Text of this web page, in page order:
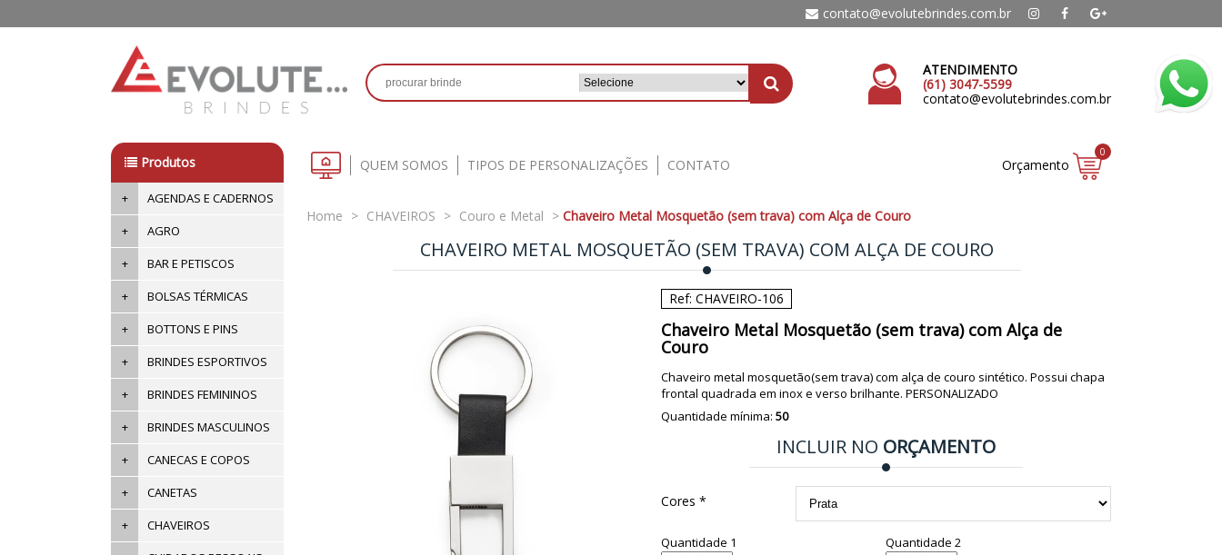
contato@evolutebrindes.com.br
ATENDIMENTO
(61) 3047-5599
contato@evolutebrindes.com.br
Produtos QUEM SOMOS TIPOS DE PERSONALIZAÇÕES CONTATO Orçamento
0
+
AGENDAS E CADERNOS
+
AGRO
+
BAR E PETISCOS
+
BOLSAS TÉRMICAS
+
BOTTONS E PINS
+
BRINDES ESPORTIVOS
+
BRINDES FEMININOS
+
BRINDES MASCULINOS
+
CANECAS E COPOS
+
CANETAS
+
CHAVEIROS
Home > CHAVEIROS > Couro e Metal > Chaveiro Metal Mosquetão (sem trava) com Alça de Couro
CHAVEIRO METAL MOSQUETÃO (SEM TRAVA) COM ALÇA DE COURO
Ref: CHAVEIRO-106
Chaveiro Metal Mosquetão (sem trava) com Alça de
Couro
Chaveiro metal mosquetão(sem trava) com alça de couro sintético. Possui chapa
frontal quadrada em inox e verso brilhante. PERSONALIZADO
Quantidade mínima: 50
INCLUIR NO ORÇAMENTO
Cores *
Quantidade 1 Quantidade 2